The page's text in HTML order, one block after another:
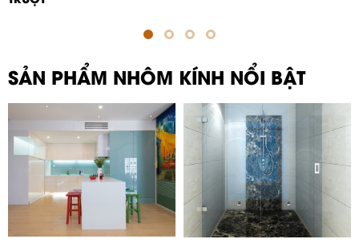
SẢN PHẨM NHÔM KÍNH NỔI BẬT